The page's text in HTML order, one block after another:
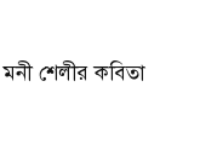
শেলীর কবিতা